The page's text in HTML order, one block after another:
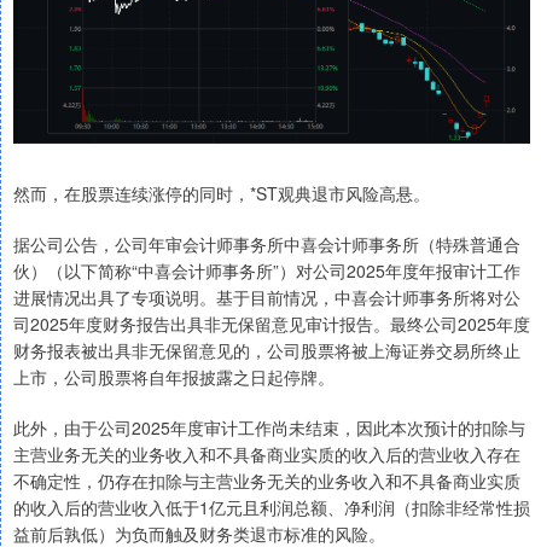
然而，在股票连续涨停的同时，*ST观典退市风险高悬。
据公司公告，公司年审会计师事务所中喜会计师事务所（特殊普通合
伙）（以下简称“中喜会计师事务所”）对公司2025年度年报审计工作
进展情况出具了专项说明。基于目前情况，中喜会计师事务所将对公
司2025年度财务报告出具非无保留意见审计报告。最终公司2025年度
财务报表被出具非无保留意见的，公司股票将被上海证券交易所终止
上市，公司股票将自年报披露之日起停牌。
此外，由于公司2025年度审计工作尚未结束，因此本次预计的扣除与
主营业务无关的业务收入和不具备商业实质的收入后的营业收入存在
不确定性，仍存在扣除与主营业务无关的业务收入和不具备商业实质
的收入后的营业收入低于1亿元且利润总额、净利润（扣除非经常性损
益前后孰低）为负而触及财务类退市标准的风险。